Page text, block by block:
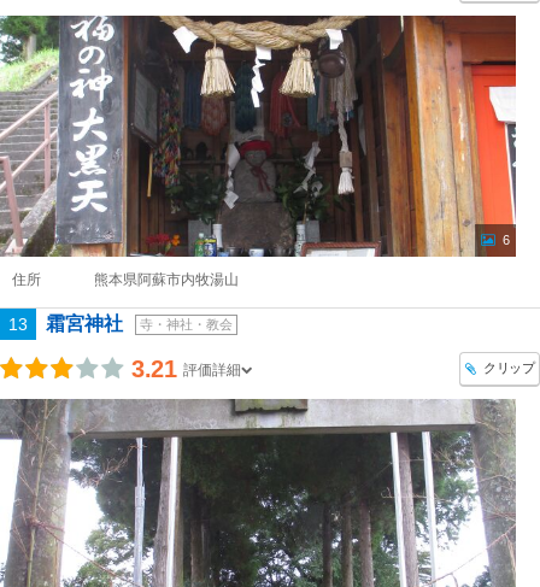
6
住所 熊本県阿蘇市内牧湯山
13 霜宮神社 寺・神社・教会
3.21 評価詳細 クリップ